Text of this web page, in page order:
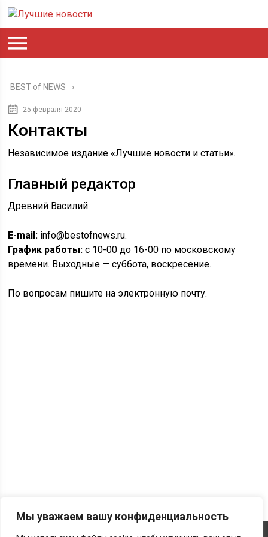
Мы уважаем вашу конфиденциальность
BEST of NEWS
25 февраля 2020
Контакты
Независимое издание «Лучшие новости и статьи».
Главный редактор
Древний Василий
E-mail: info@bestofnews.ru.
График работы: с 10-00 до 16-00 по московскому
времени. Выходные — суббота, воскресение.
По вопросам пишите на электронную почту.